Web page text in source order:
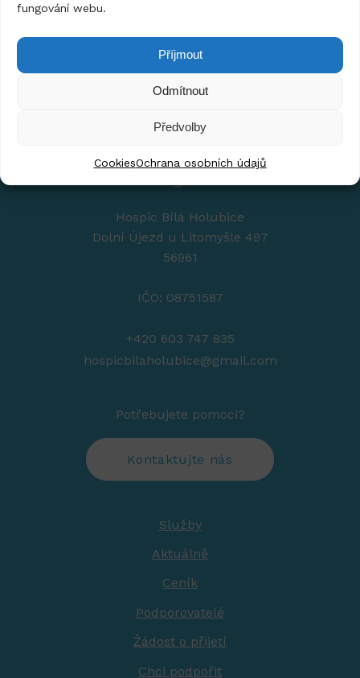
fungování webu.
Příjmout
Odmítnout
Předvolby
CookiesOchrana osobních údajů
Hospic Bílá Holubice
Dolní Újezd u Litomyšle 497
56961
IČO: 08751587
+420 603 747 835
hospicbilaholubice@gmail.com
Potřebujete pomoci?
Kontaktujte nás
Služby
Aktuálně
Ceník
Podporovatelé
Žádost o přijetí
Chci podpořit